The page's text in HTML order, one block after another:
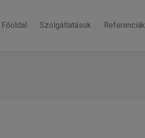
Főoldal Szolgáltatások Referenciák